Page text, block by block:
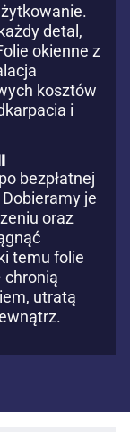
bezpłatnej
je
oraz
temu folie
chronią
utratą
detal,
okienne z
kosztów
i